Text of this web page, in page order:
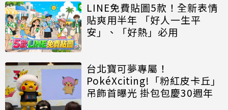
LINE免費貼圖5款！全新表情
貼爽用半年 「好人一生平
安」、「好熱」必用
台北寶可夢專屬！
PokéXciting!「粉紅皮卡丘」
吊飾首曝光 掛包包慶30週年